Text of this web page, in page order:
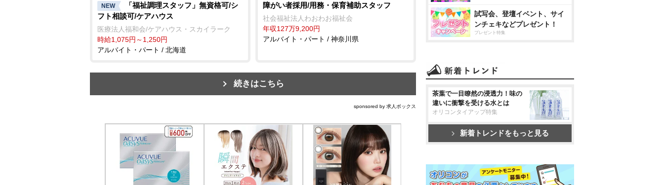
NEW
「福祉調理スタッフ」無資格可/シ
フト相談可/ケアハウス
医療法人福和会/ケアハウス・スカイラーク
時給1,075円～1,250円
アルバイト・パート / 北海道
障がい者採用/用務・保育補助スタッフ
社会福祉法人わおわお福祉会
年収127万9,200円
アルバイト・パート / 神奈川県
続きはこちら
sponsored by 求人ボックス
試写会、登壇イベント、サイ
ンチェキなどプレゼント！
プレゼント特集
茶葉で一目瞭然の浸透力！味の
違いに衝撃を受ける水とは
オリコンタイアップ特集
新着トレンドをもっと見る